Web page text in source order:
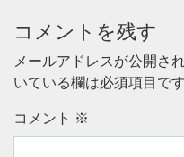
コメントを残す
メールアドレスが公開さ
いている欄は必須項目です
コメント ※